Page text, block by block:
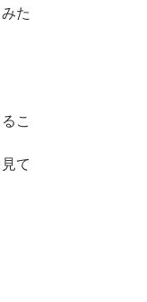
た
こ
て